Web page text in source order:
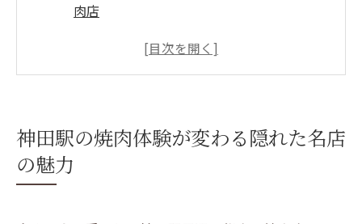
肉店
隠れた名店の魅力とは？口コミで広がる噂
外観からは想像できない内装と雰囲気の良
神田駅の焼肉体験が変わる隠れた名店
の魅力